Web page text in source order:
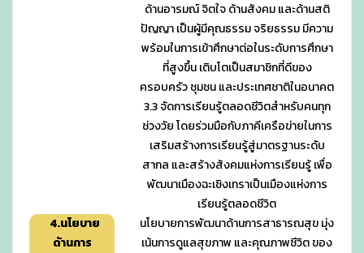
ด้านอารมณ์ จิตใจ ด้านสังคม และด้านสติ
ปัญญา เป็นผู้มีคุณธรรม จริยธรรม มีความ
พร้อมในการเข้าศึกษาต่อในระดับการศึกษา
ที่สูงขึ้น เติบโตเป็นสมาชิกที่ดีของ
ครอบครัว ชุมชน และประเทศชาติในอนาคต
3.3 จัดการเรียนรู้ตลอดชีวิตสำหรับคนทุก
ช่วงวัย โดยร่วมมือกับภาคีเครือข่ายในการ
เสริมสร้างการเรียนรู้สู่มาตรฐานระดับ
สากล และสร้างสังคมแห่งการเรียนรู้ เพื่อ
พัฒนาเมืองฉะเชิงเทราเป็นเมืองแห่งการ
เรียนรู้ตลอดชีวิต
4.นโยบาย
ด้านการ
นโยบายการพัฒนาด้านการสาธารณสุข มุ่ง
เน้นการดูแลสุขภาพ และคุณภาพชีวิต ของ